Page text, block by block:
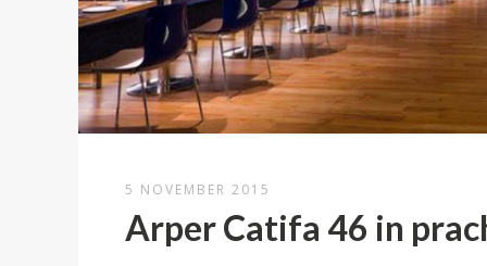
5 NOVEMBER 2015
Arper Catifa 46 in